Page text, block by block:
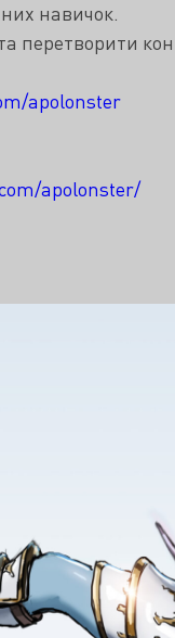
навичок.
перетворити
apolonster
apolonster/